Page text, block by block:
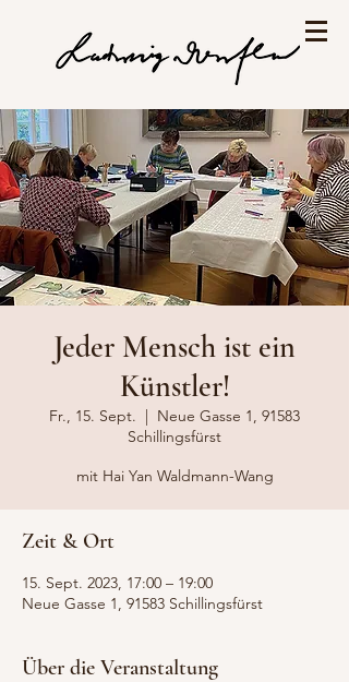
Jeder Mensch ist ein
Künstler!
Fr., 15. Sept.
  |
Neue Gasse 1, 91583
Schillingsfürst
mit Hai Yan Waldmann-Wang
Zeit & Ort
15. Sept. 2023, 17:00 – 19:00
Neue Gasse 1, 91583 Schillingsfürst
Über die Veranstaltung